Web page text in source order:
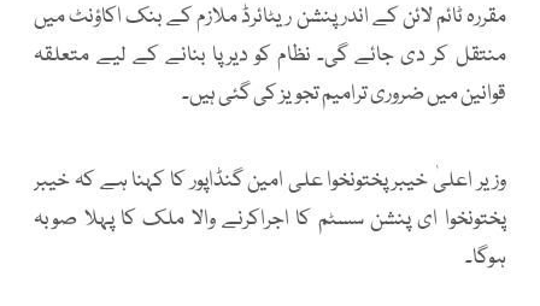
مقررہ ٹائم لائن کے اندر پنشن ریٹائرڈ ملازم کے بنک اکاؤنٹ میں
منتقل کر دی جائے گی۔ نظام کو دیرپا بنانے کے لیے متعلقہ
قوانین میں ضروری ترامیم تجویز کی گئی ہیں۔
وزیر اعلیٰ خیبرپختونخوا علی امین گنڈاپور کا کہنا ہے کہ خیبر
پختونخوا ای پنشن سسٹم کا اجراکرنے والا ملک کا پہلا صوبہ
ہوگا۔